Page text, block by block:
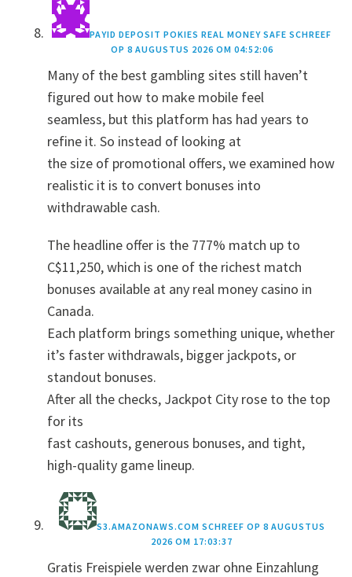
PAYID DEPOSIT POKIES REAL MONEY SAFE SCHREEF
OP 8 AUGUSTUS 2026 OM 04:52:06
Many of the best gambling sites still haven’t
figured out how to make mobile feel
seamless, but this platform has had years to
refine it. So instead of looking at
the size of promotional offers, we examined how
realistic it is to convert bonuses into
withdrawable cash.
The headline offer is the 777% match up to
C$11,250, which is one of the richest match
bonuses available at any real money casino in
Canada.
Each platform brings something unique, whether
it’s faster withdrawals, bigger jackpots, or
standout bonuses.
After all the checks, Jackpot City rose to the top
for its
fast cashouts, generous bonuses, and tight,
high-quality game lineup.
S3.AMAZONAWS.COM SCHREEF OP 8 AUGUSTUS
2026 OM 17:03:37
Gratis Freispiele werden zwar ohne Einzahlung